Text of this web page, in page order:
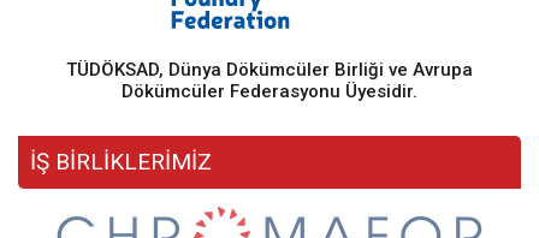
TÜDÖKSAD, Dünya Dökümcüler Birliği ve Avrupa
Dökümcüler Federasyonu Üyesidir.
İŞ BİRLİKLERİMİZ